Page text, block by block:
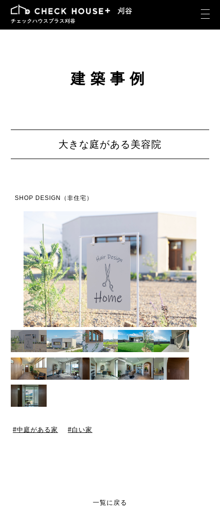
チェックハウスプラス刈谷
建築事例
大きな庭がある美容院
SHOP DESIGN（非住宅）
中庭がある家 白い家
一覧に戻る